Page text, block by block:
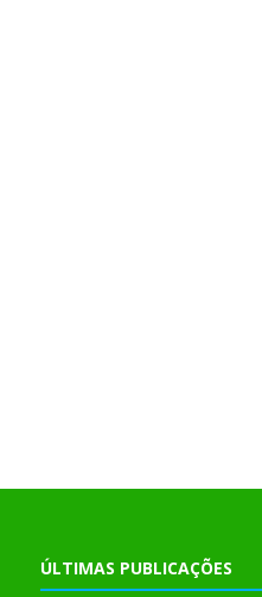
ÚLTIMAS PUBLICAÇÕES